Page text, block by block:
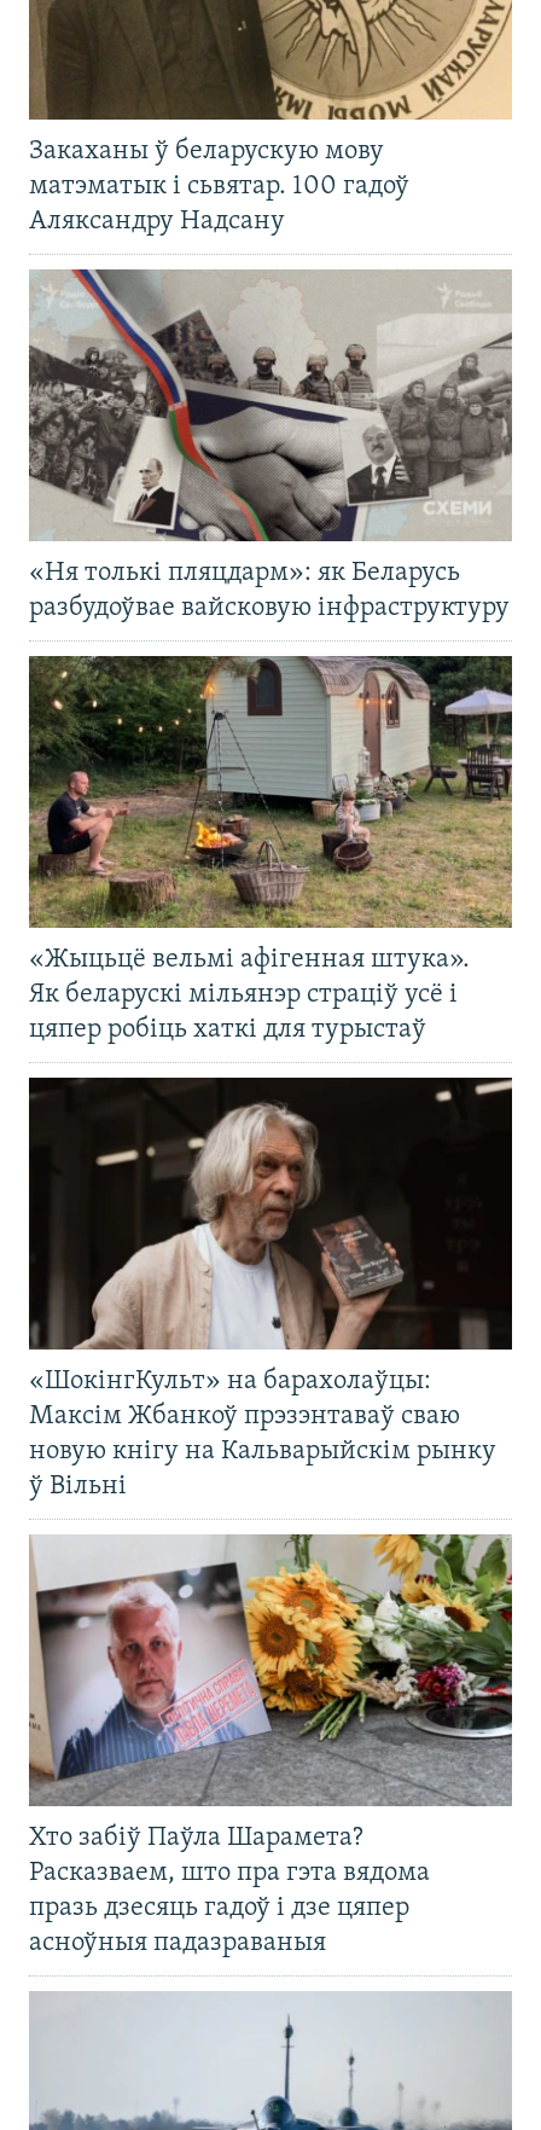
Закаханы ў беларускую мову
матэматык і сьвятар. 100 гадоў
Аляксандру Надсану
«Ня толькі пляцдарм»: як Беларусь
разбудоўвае вайсковую інфраструктуру
«Жыцьцё вельмі афігенная штука».
Як беларускі мільянэр страціў усё і
цяпер робіць хаткі для турыстаў
«ШокінгКульт» на барахолаўцы:
Максім Жбанкоў прэзэнтаваў сваю
новую кнігу на Кальварыйскім рынку
ў Вільні
Хто забіў Паўла Шарамета?
Расказваем, што пра гэта вядома
празь дзесяць гадоў і дзе цяпер
асноўныя падазраваныя